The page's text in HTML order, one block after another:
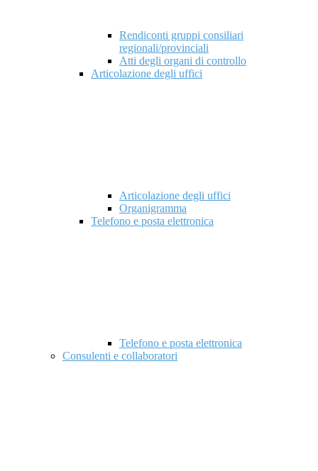
Rendiconti gruppi consiliari
regionali/provinciali
Atti degli organi di controllo
Articolazione degli uffici
Articolazione degli uffici
Organigramma
Telefono e posta elettronica
Telefono e posta elettronica
Consulenti e collaboratori